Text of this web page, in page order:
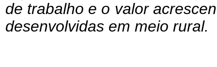
de trabalho e o valor
desenvolvidas em meio rural.